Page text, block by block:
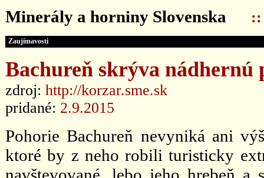
Minerály a horniny Slovenska ::
Zaujímavosti
Bachureň skrýva nádhernú
zdroj: http://korzar.sme.sk
pridané: 2.9.2015
Pohorie Bachureň nevyniká ani
ktoré by z neho robili turisticky